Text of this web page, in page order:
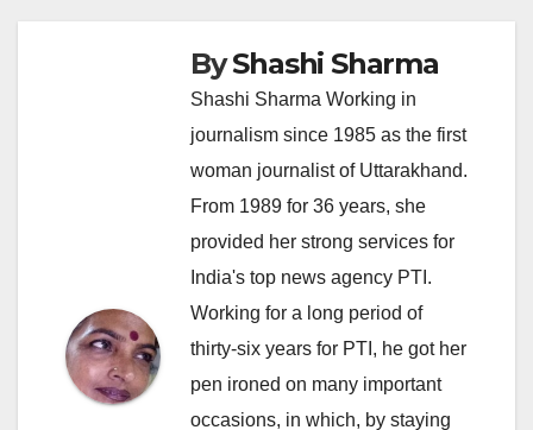
ByShashi Sharma
Shashi Sharma Working in
journalism since 1985 as the first
woman journalist of Uttarakhand.
From 1989 for 36 years, she
provided her strong services for
India's top news agency PTI.
Working for a long period of
thirty-six years for PTI, he got her
pen ironed on many important
occasions, in which, by staying